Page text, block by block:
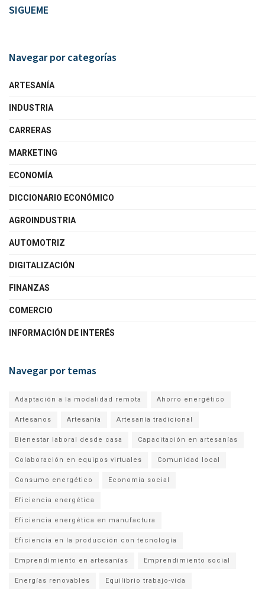
SIGUEME
Navegar por categorías
ARTESANÍA
INDUSTRIA
CARRERAS
MARKETING
ECONOMÍA
DICCIONARIO ECONÓMICO
AGROINDUSTRIA
AUTOMOTRIZ
DIGITALIZACIÓN
FINANZAS
COMERCIO
INFORMACIÓN DE INTERÉS
Navegar por temas
Adaptación a la modalidad remota Ahorro energético
Artesanos Artesanía Artesanía tradicional
Bienestar laboral desde casa Capacitación en artesanías
Colaboración en equipos virtuales Comunidad local
Consumo energético Economía social
Eficiencia energética
Eficiencia energética en manufactura
Eficiencia en la producción con tecnología
Emprendimiento en artesanías Emprendimiento social
Energías renovables Equilibrio trabajo-vida